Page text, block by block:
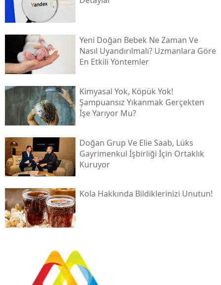
Yeni Doğan Bebek Ne Zaman Ve
Nasıl Uyandırılmalı? Uzmanlara Göre
En Etkili Yöntemler
Kimyasal Yok, Köpük Yok!
Şampuansız Yıkanmak Gerçekten
İşe Yarıyor Mu?
Doğan Grup Ve Elie Saab, Lüks
Gayrimenkul İşbirliği İçin Ortaklık
Kuruyor
Kola Hakkında Bildiklerinizi Unutun!